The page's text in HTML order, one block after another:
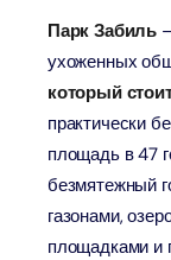
Парк Забиль
ухоженных
который
практически
площадь в 47
безмятежный
газонами,
площадками и